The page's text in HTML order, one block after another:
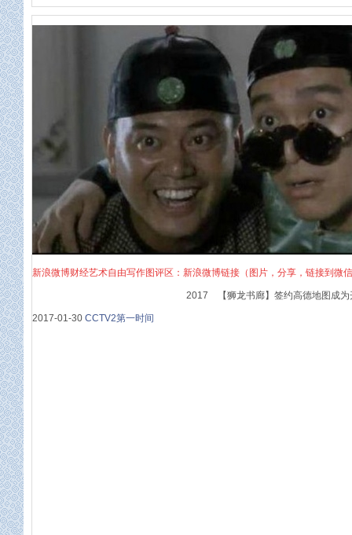
新浪微博财经艺术自由写作图评区：新浪微博链接（图片，分享，链接到微
2017 【狮龙书廊】签约高德地图成为
2017-01-30 CCTV2第一时间